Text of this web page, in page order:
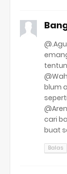
blum
cari
buat
Balas